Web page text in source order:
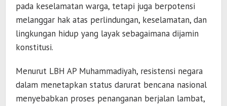
pada keselamatan warga, tetapi juga berpotensi
melanggar hak atas perlindungan, keselamatan, dan
lingkungan hidup yang layak sebagaimana dijamin
konstitusi.
Menurut LBH AP Muhammadiyah, resistensi negara
dalam menetapkan status darurat bencana nasional
menyebabkan proses penanganan berjalan lambat,